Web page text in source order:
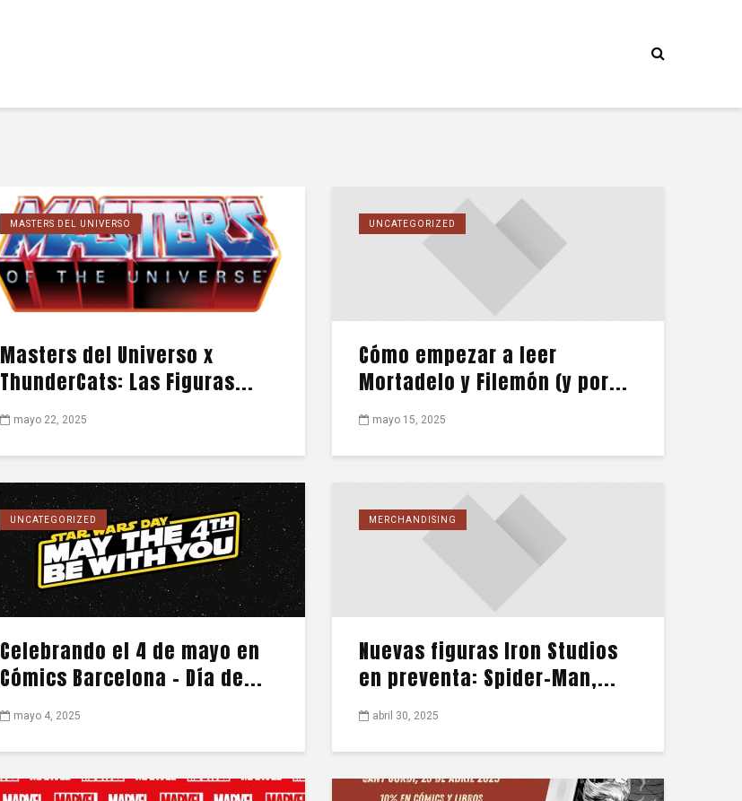
MASTERS DEL UNIVERSO
Masters del Universo x
ThunderCats: Las Figuras...
mayo 22, 2025
UNCATEGORIZED
Cómo empezar a leer
Mortadelo y Filemón (y por...
mayo 15, 2025
UNCATEGORIZED
Celebrando el 4 de mayo en
Cómics Barcelona – Día de...
mayo 4, 2025
MERCHANDISING
Nuevas figuras Iron Studios
en preventa: Spider-Man,...
abril 30, 2025